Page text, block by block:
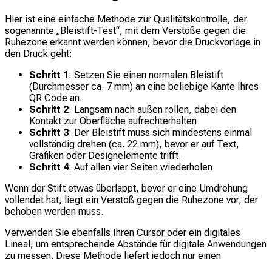
Hier ist eine einfache Methode zur Qualitätskontrolle, der
sogenannte „Bleistift-Test“, mit dem Verstöße gegen die
Ruhezone erkannt werden können, bevor die Druckvorlage in
den Druck geht:
Schritt 1: Setzen Sie einen normalen Bleistift
(Durchmesser ca. 7 mm) an eine beliebige Kante Ihres
QR Code an.
Schritt 2: Langsam nach außen rollen, dabei den
Kontakt zur Oberfläche aufrechterhalten
Schritt 3: Der Bleistift muss sich mindestens einmal
vollständig drehen (ca. 22 mm), bevor er auf Text,
Grafiken oder Designelemente trifft.
Schritt 4: Auf allen vier Seiten wiederholen
Wenn der Stift etwas überlappt, bevor er eine Umdrehung
vollendet hat, liegt ein Verstoß gegen die Ruhezone vor, der
behoben werden muss.
Verwenden Sie ebenfalls Ihren Cursor oder ein digitales
Lineal, um entsprechende Abstände für digitale Anwendungen
zu messen. Diese Methode liefert jedoch nur einen